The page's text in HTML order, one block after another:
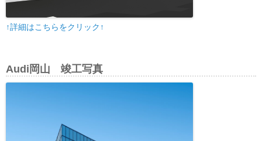
↑詳細はこちらをクリック↑
Audi岡山 竣工写真